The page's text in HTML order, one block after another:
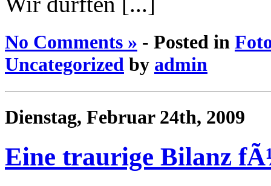
No Comments » - Posted in
Uncategorized by admin
Dienstag, Februar 24th, 2009
Eine traurige Bilanz